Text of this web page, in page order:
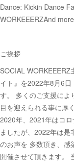
Dance: Kickin Dance
WORKEEERZAnd
ご挨拶
SOCIAL WORKEEERZ
イト』を2022年8月6日
す。 多くのご支援によ
目を迎えられる事に厚
2020年、2021年はコ
ましたが、2022年は是
のお声を 多数頂き、感
開催させて頂きます。